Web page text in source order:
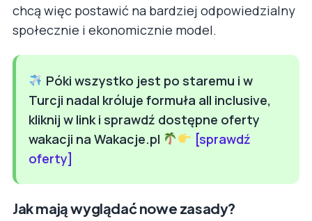
chcą więc postawić na bardziej odpowiedzialny
społecznie i ekonomicznie model.
Póki wszystko jest po staremu i w
Turcji nadal króluje formuła all inclusive,
kliknij w link i sprawdź dostępne oferty
wakacji na Wakacje.pl
[sprawdź
oferty]
Jak mają wyglądać nowe zasady?